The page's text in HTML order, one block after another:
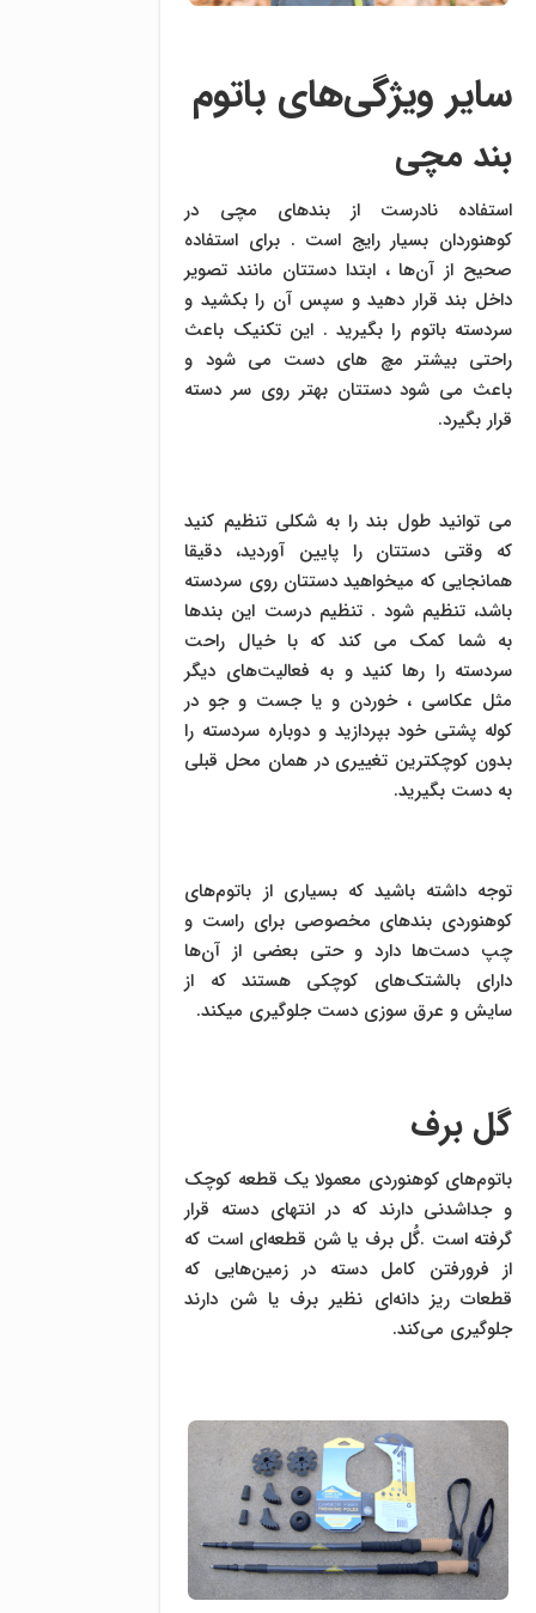
سایر ویژگی‌های باتوم
بند مچی
استفاده نادرست از بندهای مچی در
کوهنوردان بسیار رایج است . برای استفاده
صحیح از آن‌ها ، ابتدا دستتان مانند تصویر
داخل بند قرار دهید و سپس آن را بکشید و
سردسته باتوم را بگیرید . این تکنیک باعث
راحتی بیشتر مچ های دست می شود و
باعث می شود دستتان بهتر روی سر دسته
قرار بگیرد.
می توانید طول بند را به شکلی تنظیم کنید
که وقتی دستتان را پایین آوردید، دقیقا
همانجایی که میخواهید دستتان روی سردسته
باشد، تنظیم شود . تنظیم درست این بندها
به شما کمک می کند که با خیال راحت
سردسته را رها کنید و به فعالیت‌های دیگر
مثل عکاسی ، خوردن و یا جست و جو در
کوله پشتی خود بپردازید و دوباره سردسته را
بدون کوچکترین تغییری در همان محل قبلی
به دست بگیرید.
توجه داشته باشید که بسیاری از باتوم‌های
کوهنوردی بندهای مخصوصی برای راست و
چپ دست‌ها دارد و حتی بعضی از آن‌ها
دارای بالشتک‌های کوچکی هستند که از
سایش و عرق سوزی دست جلوگیری میکند.
گل برف
باتوم‌های کوهنوردی معمولا یک قطعه کوچک
و جداشدنی دارند که در انتهای دسته قرار
گرفته است .گُل برف یا شن قطعه‌ای است که
از فرو‌رفتن کامل دسته در زمین‌هایی که
قطعات ریز دانه‌ای نظیر برف یا شن دارند
جلوگیری می‌کند.